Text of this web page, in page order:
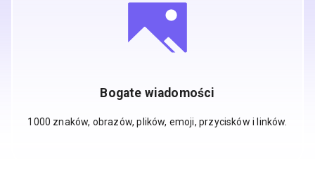
Bogate wiadomości
1000 znaków, obrazów, plików, emoji, przycisków i linków.